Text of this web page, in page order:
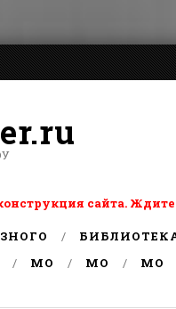
сайта. Ждите
MO MO MO